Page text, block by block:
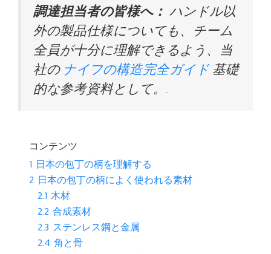
調達担当者の皆様へ： ハンドル以
外の製品仕様についても、チーム
全員が十分に理解できるよう、当
社の ナイフの構造完全ガイド基礎
的な参考資料として。.
コンテンツ
1 日本の包丁の柄を理解する
2 日本の包丁の柄によく使われる素材
2.1 木材
2.2 合成素材
2.3 ステンレス鋼と金属
2.4 角と骨